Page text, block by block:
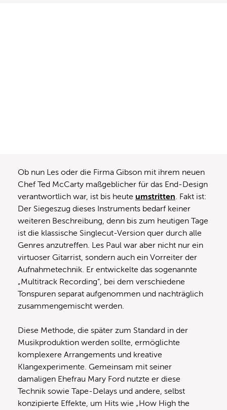
Ob nun Les oder die Firma Gibson mit ihrem neuen
Chef Ted McCarty maßgeblicher für das End-Design
verantwortlich war, ist bis heute umstritten. Fakt ist:
Der Siegeszug dieses Instruments bedarf keiner
weiteren Beschreibung, denn bis zum heutigen Tage
ist die klassische Singlecut-Version quer durch alle
Genres anzutreffen. Les Paul war aber nicht nur ein
virtuoser Gitarrist, sondern auch ein Vorreiter der
Aufnahmetechnik. Er entwickelte das sogenannte
„Multitrack Recording“, bei dem verschiedene
Tonspuren separat aufgenommen und nachträglich
zusammengemischt werden.
Diese Methode, die später zum Standard in der
Musikproduktion werden sollte, ermöglichte
komplexere Arrangements und kreative
Klangexperimente. Gemeinsam mit seiner
damaligen Ehefrau Mary Ford nutzte er diese
Technik sowie Tape-Delays und andere, selbst
konzipierte Effekte, um Hits wie „How High the